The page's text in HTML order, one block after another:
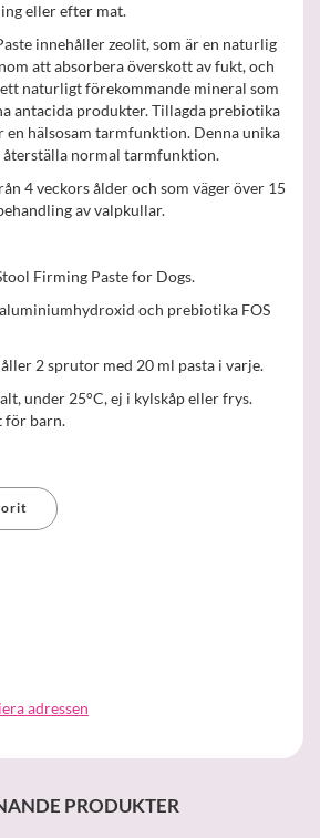
eller efter mat.
innehåller zeolit, som är en naturlig
att absorbera överskott av fukt, och
naturligt förekommande mineral som
antacida produkter. Tillagda prebiotika
en hälsosam tarmfunktion. Denna unika
normal tarmfunktion.
4 veckors ålder och som väger över 15
av valpkullar.
Firming Paste for Dogs.
och prebiotika FOS
2 sprutor med 20 ml pasta i varje.
under 25°C, ej i kylskåp eller frys.
för barn.
adressen
PRODUKTER